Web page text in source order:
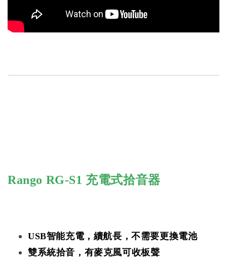
Rango RG-S1 充電式拾音器
USB智能充電，續航長，不需要更換電池
雙系統拾音，有麥克風可收板聲